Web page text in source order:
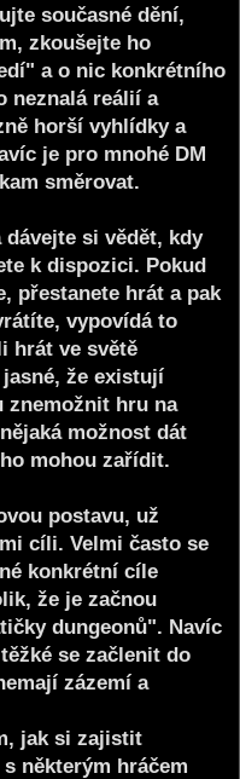
současné dění,
zkoušejte ho
a o nic konkrétního
neznalá reálií a
horší vyhlídky a
je pro mnohé DM
směrovat.
si vědět, kdy
k dispozici. Pokud
přestanete hrát a pak
vypovídá to
hrát ve světě
že existují
znemožnit hru na
možnost dát
mohou zařídit.
postavu, už
cíli. Velmi často se
konkrétní cíle
že je začnou
dungeonů". Navíc
se začlenit do
zázemí a
jak si zajistit
některým hráčem